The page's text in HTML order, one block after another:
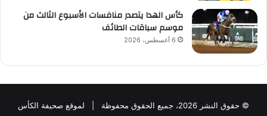
كأس الهدا يتصدر منافسات الأسبوع الثالث من
موسم سباقات الطائف
6 أغسطس، 2026
© حقوق النشر 2026، جميع الحقوق محفوظة | لموقع صحيفة الكأس